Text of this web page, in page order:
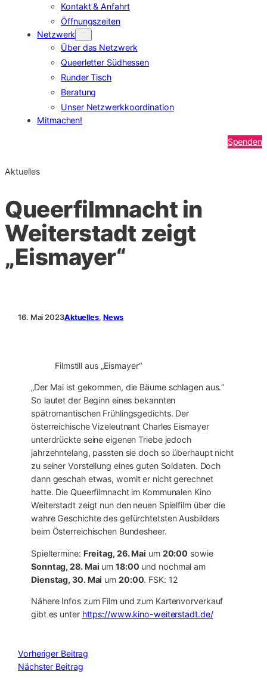
Kontakt & Anfahrt
Öffnungszeiten
Netzwerk
Über das Netzwerk
Queerletter Südhessen
Runder Tisch
Beratung
Unser Netzwerkkoordination
Mitmachen!
Spenden
Aktuelles
Queerfilmnacht in
Weiterstadt zeigt
„Eismayer“
16. Mai 2023Aktuelles, News
Filmstill aus „Eismayer“
„Der Mai ist gekommen, die Bäume schlagen aus.“
So lautet der Beginn eines bekannten
spätromantischen Frühlingsgedichts. Der
österreichische Vizeleutnant Charles Eismayer
unterdrückte seine eigenen Triebe jedoch
jahrzehntelang, passten sie doch so überhaupt nicht
zu seiner Vorstellung eines guten Soldaten. Doch
dann geschah etwas, womit er nicht gerechnet
hatte. Die Queerfilmnacht im Kommunalen Kino
Weiterstadt zeigt nun den neuen Spielfilm über die
wahre Geschichte des gefürchtetsten Ausbilders
beim Österreichischen Bundesheer.
Spieltermine: Freitag, 26. Mai um 20:00 sowie
Sonntag, 28. Mai um18:00 und nochmal am
Dienstag, 30. Mai um 20:00. FSK: 12
Nähere Infos zum Film und zum Kartenvorverkauf
gibt es unter https://www.kino-weiterstadt.de/
Vorheriger Beitrag
Nächster Beitrag